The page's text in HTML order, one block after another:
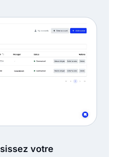
votre